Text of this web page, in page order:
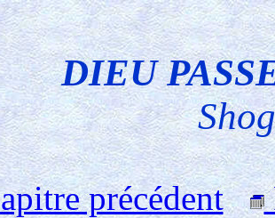
DIEU
précédent